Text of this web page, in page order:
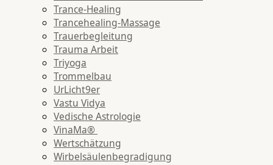
Trance-Healing
Trancehealing-Massage
Trauerbegleitung
Trauma Arbeit
Triyoga
Trommelbau
UrLicht9er
Vastu Vidya
Vedische Astrologie
VinaMa®
Wertschätzung
Wirbelsäulenbegradigung